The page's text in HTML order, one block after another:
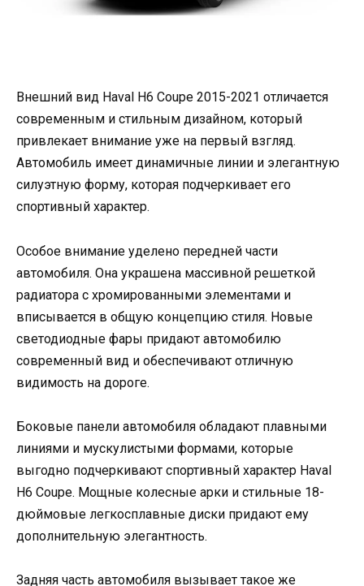
Внешний вид Haval H6 Coupe 2015-2021 отличается
современным и стильным дизайном, который
привлекает внимание уже на первый взгляд.
Автомобиль имеет динамичные линии и элегантную
силуэтную форму, которая подчеркивает его
спортивный характер.
Особое внимание уделено передней части
автомобиля. Она украшена массивной решеткой
радиатора с хромированными элементами и
вписывается в общую концепцию стиля. Новые
светодиодные фары придают автомобилю
современный вид и обеспечивают отличную
видимость на дороге.
Боковые панели автомобиля обладают плавными
линиями и мускулистыми формами, которые
выгодно подчеркивают спортивный характер Haval
H6 Coupe. Мощные колесные арки и стильные 18-
дюймовые легкосплавные диски придают ему
дополнительную элегантность.
Задняя часть автомобиля вызывает такое же